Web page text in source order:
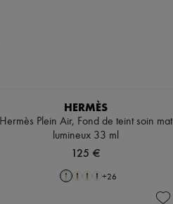
HERMÈS
Hermès Plein Air, Fond de teint soin mat
lumineux 33 ml
125 €
+26